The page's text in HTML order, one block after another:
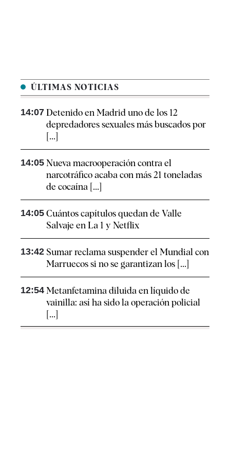
ÚLTIMAS NOTICIAS
14:07 Detenido en Madrid uno de los 12
depredadores sexuales más buscados por
[...]
14:05 Nueva macrooperación contra el
narcotráfico acaba con más 21 toneladas
de cocaína [...]
14:05 Cuántos capítulos quedan de Valle
Salvaje en La 1 y Netflix
13:42 Sumar reclama suspender el Mundial con
Marruecos si no se garantizan los [...]
12:54 Metanfetamina diluida en líquido de
vainilla: así ha sido la operación policial
[...]